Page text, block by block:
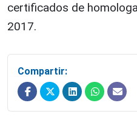
certificados de
2017.
Compartir: